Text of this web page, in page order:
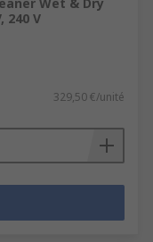
240 V
329,50 €/unité